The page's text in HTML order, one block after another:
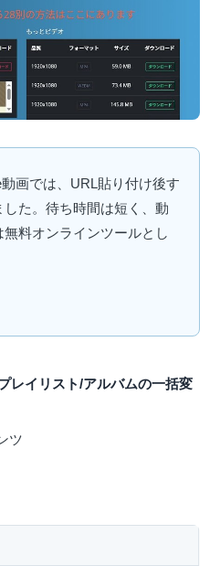
動画では、URL貼り付け後す
た。待ち時間は短く、動
料オンラインツールとし
レイリスト/アルバムの一括変
ツ